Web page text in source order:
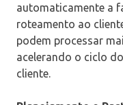
automaticamente a
roteamento ao
podem processar
acelerando o ciclo
cliente.